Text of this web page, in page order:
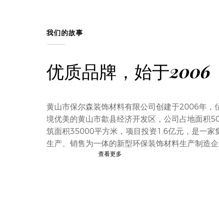
我们的故事
优质品牌，始于2006
黄山市保尔森装饰材料有限公司创建于2006年，
境优美的黄山市歙县经济开发区，公司占地面积
筑面积35000平方米，项目投资1.6亿元，是一家
生产、销售为一体的新型环保装饰材料生产制造
查看更多